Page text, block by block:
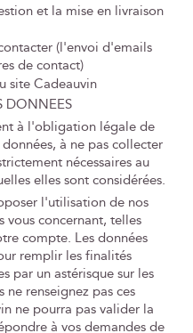
et la mise en livraison
(l'envoi d'emails
de contact)
site Cadeauvin
DONNEES
à l'obligation légale de
à ne pas collecter
nécessaires au
elles sont considérées.
l'utilisation de nos
vous concernant, telles
compte. Les données
remplir les finalités
par un astérisque sur les
renseignez pas ces
ne pourra pas valider la
à vos demandes de